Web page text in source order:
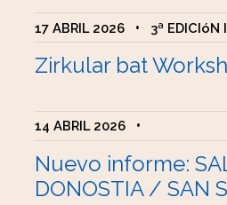
17 ABRIL 2026 • 3ª EDICIóN
Zirkular bat
14 ABRIL 2026 •
Nuevo informe:
DONOSTIA / SAN